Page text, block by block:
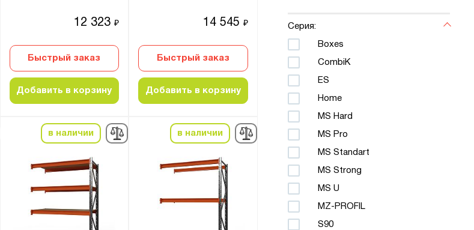
12 323₽
Быстрый заказ
Добавить в корзину
14 545 ₽
Быстрый заказ
Добавить в корзину
в наличии в наличии
Серия:
Boxes
CombiK
ES
Home
MS Hard
MS Pro
MS Standart
MS Strong
MS U
MZ-PROFIL
S90